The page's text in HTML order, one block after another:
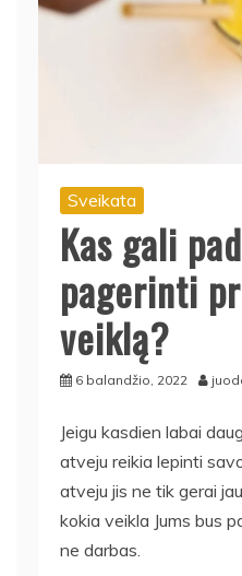
Sveikata
Kas gali
pagerinti
veiklą?
6 balandžio, 2022
Jeigu kasdien labai
atveju reikia lepinti
atveju jis ne tik gerai
kokia veikla Jums bus
ne darbas.